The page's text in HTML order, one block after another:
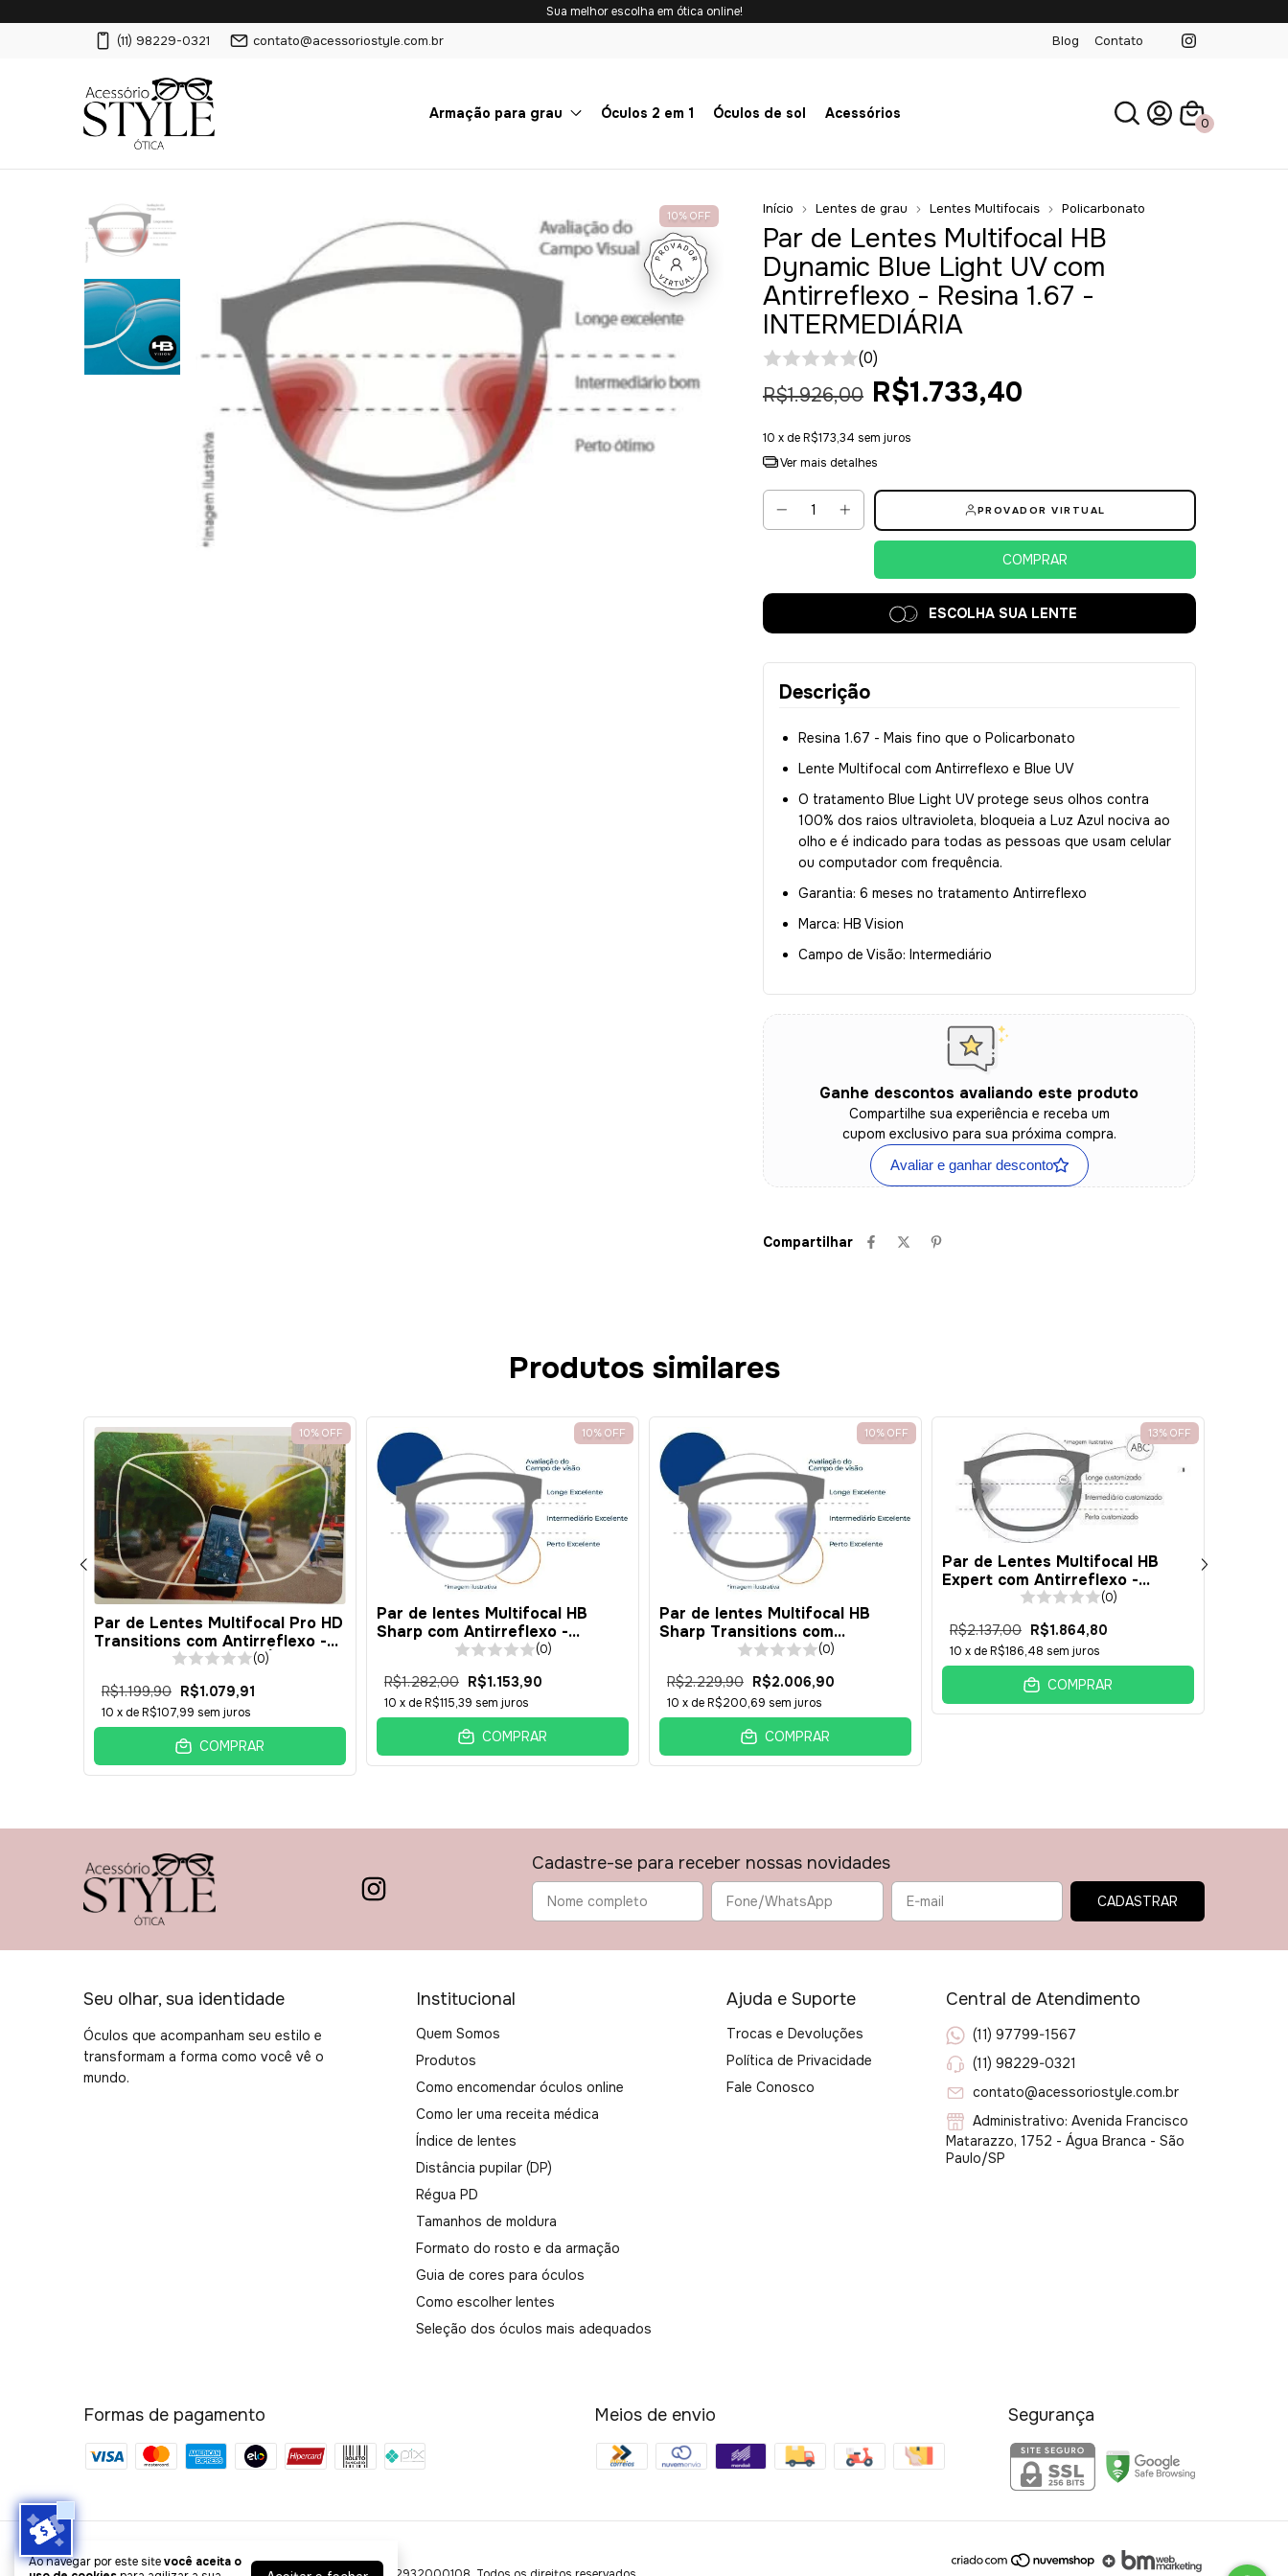
Adicione cupom de desconto no carrinho
Sua melhor escolha em ótica online!
(11) 98229-0321 contato@acessoriostyle.com.br Blog Contato
Armação para grau Óculos 2 em 1 Óculos de sol Acessórios
0
Ao navegar por este sitevocê aceita o
10% OFF Início Lentes de grau Lentes Multifocais Policarbonato
Par de Lentes Multifocal HB
Dynamic Blue Light UV com
Antirreflexo - Resina 1.67 -
INTERMEDIÁRIA
(0)
R$1.926,00 R$1.733,40
10 x deR$173,34 sem juros
Ver mais detalhes
PROVADOR VIRTUAL
ESCOLHA SUA LENTE
Descrição
Resina 1.67 - Mais fino que o Policarbonato
Lente Multifocal com Antirreflexo e Blue UV
O tratamento Blue Light UV protege seus olhos contra
100% dos raios ultravioleta, bloqueia a Luz Azul nociva ao
olho e é indicado para todas as pessoas que usam celular
ou computador com frequência.
Garantia: 6 meses no tratamento Antirreflexo
Marca: HB Vision
Campo de Visão: Intermediário
Ganhe descontos avaliando este produto
Compartilhe sua experiência e receba um
cupom exclusivo para sua próxima compra.
Avaliar e ganhar desconto
Compartilhar
Produtos similares
10% OFF
Par de Lentes Multifocal Pro HD
Transitions com Antirreflexo -
Policarbonato 1.59 - BÁSICA
(0)
R$1.199,90 R$1.079,91
10 x deR$107,99 sem juros
COMPRAR
10% OFF
Par de lentes Multifocal HB
Sharp com Antirreflexo -
Policarbonato 1.59 - AVANÇADA
(0)
R$1.282,00 R$1.153,90
10 x deR$115,39 sem juros
COMPRAR
10% OFF
Par de lentes Multifocal HB
Sharp Transitions com
Antirreflexo - Policarbonato 1.59
(0)
R$2.229,90 R$2.006,90
10 x deR$200,69 sem juros
COMPRAR
13% OFF
Par de Lentes Multifocal HB
Expert com Antirreflexo -
Policarbonato 1.59 - (0)
R$2.137,00 R$1.864,80
10 x deR$186,48 sem juros
COMPRAR
Cadastre-se para receber nossas novidades
Seu olhar, sua identidade
Óculos que acompanham seu estilo e
transformam a forma como você vê o
mundo.
Institucional
Quem Somos
Produtos
Como encomendar óculos online
Como ler uma receita médica
Índice de lentes
Distância pupilar (DP)
Régua PD
Tamanhos de moldura
Formato do rosto e da armação
Guia de cores para óculos
Como escolher lentes
Seleção dos óculos mais adequados
Ajuda e Suporte
Trocas e Devoluções
Política de Privacidade
Fale Conosco
Central de Atendimento
(11) 97799-1567
(11) 98229-0321
contato@acessoriostyle.com.br
Administrativo: Avenida Francisco
Matarazzo, 1752 - Água Branca - São
Paulo/SP
Formas de pagamento Meios de envio Segurança
Ótica Style